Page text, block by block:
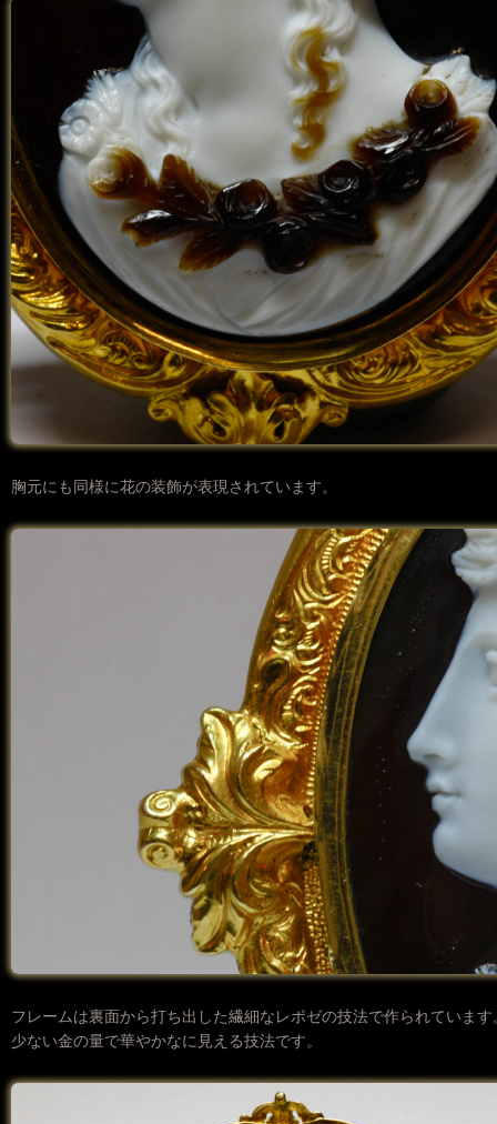
胸元にも同様に花の装飾が表現されています。
フレームは裏面から打ち出した繊細なレポゼの技法で作られています
少ない金の量で華やかなに見える技法です。